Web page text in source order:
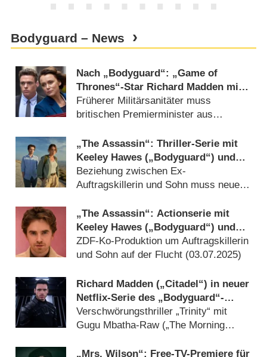
Bodyguard – News
Nach „Bodyguard“: „Game of
Thrones“-Star Richard Madden mit
neuer Actionserie „Trauma“
Früherer Militärsanitäter muss
britischen Premierminister aus
„The Assassin“: Thriller-Serie mit
Keeley Hawes („Bodyguard“) und
Freddie Highmore („The Good
Doctor“) geht in Runde 2
Beziehung zwischen Ex-
Auftragskillerin und Sohn muss neue
„The Assassin“: Actionserie mit
Keeley Hawes („Bodyguard“) und
Freddie Highmore („Good Doctor“)
erhält Termin
ZDF-Ko-Produktion um Auftragskillerin
und Sohn auf der Flucht (03.07.2025)
Richard Madden („Citadel“) in neuer
Netflix-Serie des „Bodyguard“-
Machers
Verschwörungsthriller „Trinity“ mit
Gugu Mbatha-Raw („The Morning
„Mrs. Wilson“: Free-TV-Premiere für